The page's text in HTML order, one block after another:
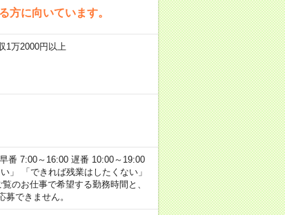
方に向いています。
万2000円以上
番 7:00～16:00 遅番 10:00～19:00
」 「できれば残業はしたくない」
のお仕事で希望する勤務時間と、
できません。